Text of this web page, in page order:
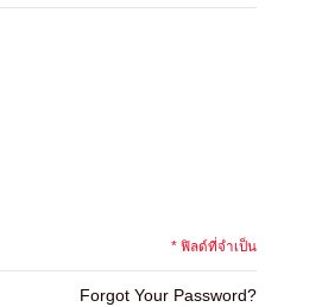
* ฟิลด์ที่จำเป็น
Forgot Your Password?